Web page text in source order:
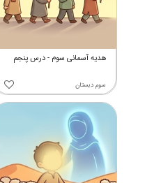
هدیه آسمانی سوم - درس پنجم
سوم دبستان